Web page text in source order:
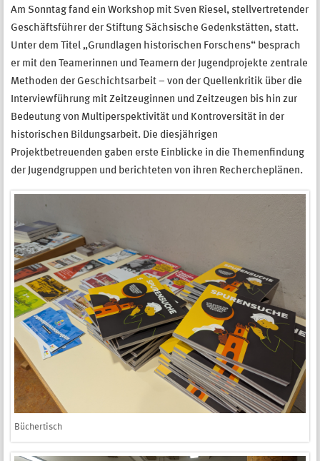
Am Sonntag fand ein Workshop mit Sven Riesel, stellvertretender
Geschäftsführer der Stiftung Sächsische Gedenkstätten, statt.
Unter dem Titel „Grundlagen historischen Forschens“ besprach
er mit den Teamerinnen und Teamern der Jugendprojekte zentrale
Methoden der Geschichtsarbeit – von der Quellenkritik über die
Interviewführung mit Zeitzeuginnen und Zeitzeugen bis hin zur
Bedeutung von Multiperspektivität und Kontroversität in der
historischen Bildungsarbeit. Die diesjährigen
Projektbetreuenden gaben erste Einblicke in die Themenfindung
der Jugendgruppen und berichteten von ihren Rechercheplänen.
Büchertisch